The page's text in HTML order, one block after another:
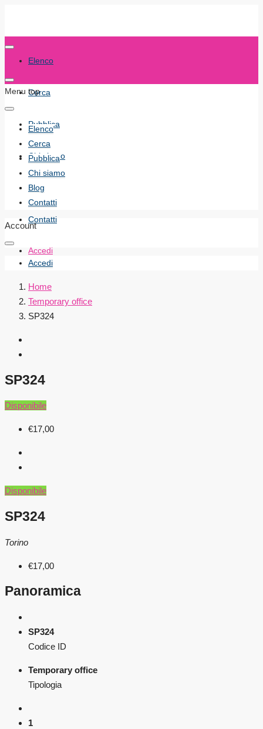
Elenco
Cerca
Pubblica
Chi siamo
Blog
Contatti
Accedi
Menu top
Elenco
Cerca
Pubblica
Chi siamo
Blog
Contatti
Account
Accedi
Home
Temporary office
SP324
SP324
Disponibile
€17,00
Disponibile
SP324
Torino
€17,00
Panoramica
SP324
Codice ID
Temporary office
Tipologia
1